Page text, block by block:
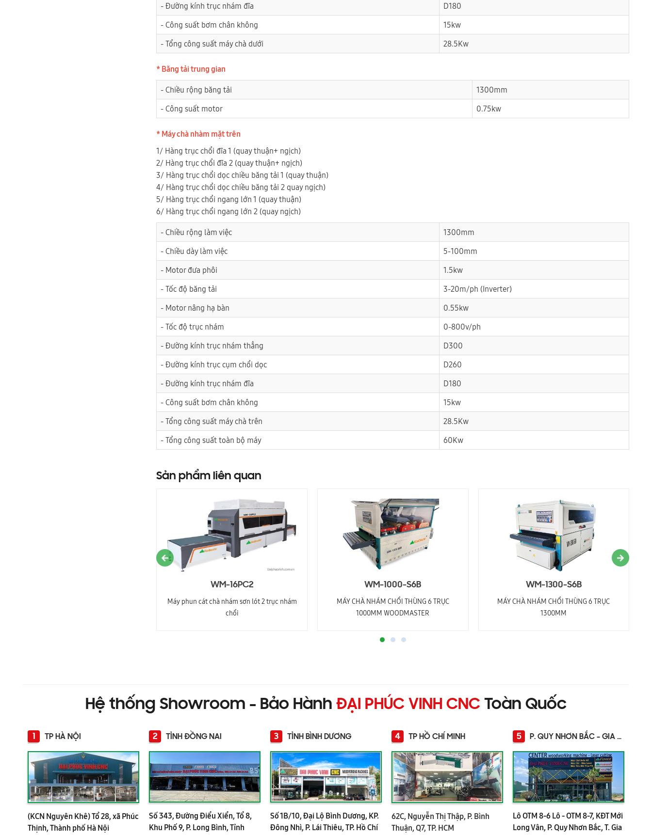
- Đường kính trục nhám đĩa
D180
- Công suất bơm chân không
15kw
- Tổng công suất máy chà dưới
28.5Kw
* Băng tải trung gian
- Chiều rộng băng tải
1300mm
- Công suất motor
0.75kw
* Máy chà nhàm mặt trên
1/ Hàng trục chổi đĩa 1 (quay thuận+ ngịch)
2/ Hàng trục chổi đĩa 2 (quay thuận+ ngịch)
3/ Hàng trục chổi dọc chiều băng tải 1 (quay thuận)
4/ Hàng trục chổi dọc chiều băng tải 2 quay ngịch)
5/ Hàng trục chổi ngang lớn 1 (quay thuận)
6/ Hàng trục chổi ngang lớn 2 (quay ngịch)
- Chiều rộng làm việc
1300mm
- Chiều dày làm việc
5-100mm
- Motor đưa phôi
1.5kw
- Tốc độ băng tải
3-20m/ph (Inverter)
- Motor nâng hạ bàn
0.55kw
- Tốc độ trục nhám
0-800v/ph
- Đường kính trục nhám thẳng
D300
- Đường kính trục cụm chổi dọc
D260
- Đường kính trục nhám đĩa
D180
- Công suất bơm chân không
15kw
- Tổng công suất máy chà trên
28.5Kw
- Tổng công suất toàn bộ máy
60Kw
Sản phẩm liên quan
WM-16PC2
Máy phun cát chà nhám sơn lót 2 trục nhám
chổi
WM-1000-S6B
MÁY CHÀ NHÁM CHỔI THÙNG 6 TRỤC
1000MM WOODMASTER
WM-1300-S6B
MÁY CHÀ NHÁM CHỔI THÙNG 6 TRỤC
1300MM
Hệ thống Showroom - Bảo Hành ĐẠI PHÚC VINH CNC Toàn Quốc
1 TP HÀ NỘI
(KCN Nguyên Khê) Tổ 28, xã Phúc
Thịnh, Thành phố Hà Nội
2 TỈNH ĐỒNG NAI
Số 343, Đường Điểu Xiển, Tổ 8,
Khu Phố 9, P. Long Bình, Tỉnh
3 TỈNH BÌNH DƯƠNG
Số 1B/10, Đại Lộ Bình Dương, KP.
Đông Nhì, P. Lái Thiêu, TP. Hồ Chí
4 TP HỒ CHÍ MINH
62C, Nguyễn Thị Thập, P. Bình
Thuận, Q7, TP. HCM
5 P. QUY NHƠN BẮC - GIA LAI
Lô OTM 8-6 Lô - OTM 8-7, KĐT Mới
Long Vân, P. Quy Nhơn Bắc, T. Gia